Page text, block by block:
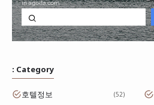
: Category
호텔정보 52